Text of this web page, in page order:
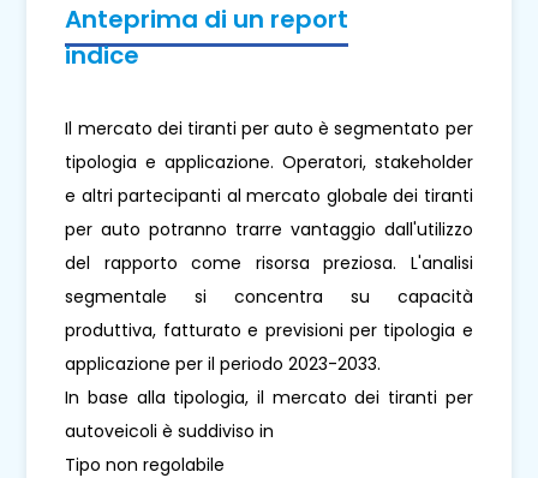
Anteprima di un report
indice
Il mercato dei tiranti per auto è segmentato per
tipologia e applicazione. Operatori, stakeholder
e altri partecipanti al mercato globale dei tiranti
per auto potranno trarre vantaggio dall'utilizzo
del rapporto come risorsa preziosa. L'analisi
segmentale si concentra su capacità
produttiva, fatturato e previsioni per tipologia e
applicazione per il periodo 2023-2033.
In base alla tipologia, il mercato dei tiranti per
autoveicoli è suddiviso in
Tipo non regolabile